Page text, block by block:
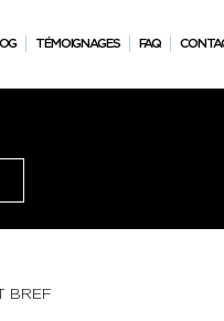
TÉMOIGNAGES FAQ
BREF